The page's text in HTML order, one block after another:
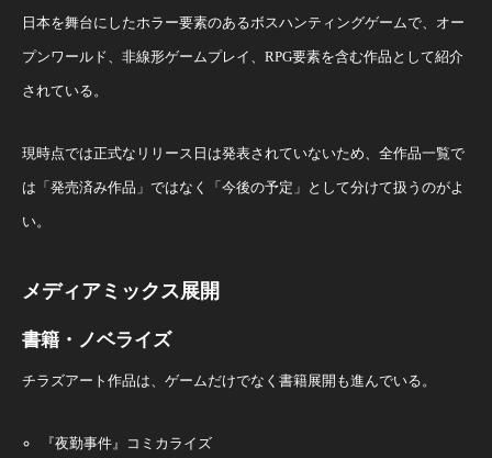
日本を舞台にしたホラー要素のあるボスハンティングゲームで、オー
プンワールド、非線形ゲームプレイ、RPG要素を含む作品として紹介
されている。
現時点では正式なリリース日は発表されていないため、全作品一覧で
は「発売済み作品」ではなく「今後の予定」として分けて扱うのがよ
い。
メディアミックス展開
書籍・ノベライズ
チラズアート作品は、ゲームだけでなく書籍展開も進んでいる。
『夜勤事件』コミカライズ